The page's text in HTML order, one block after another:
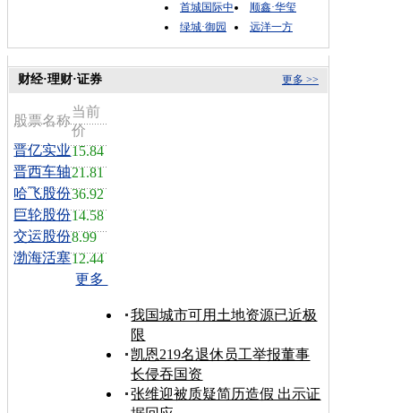
首城国际中
顺鑫·华玺
绿城·御园
远洋一方
更多 >>
财经·理财·证券
股票名称
当前
价
晋亿实业15.84
晋西车轴21.81
哈飞股份36.92
巨轮股份14.58
交运股份8.99
渤海活塞12.44
更多
我国城市可用土地资源已近极
限
凯恩219名退休员工举报董事
长侵吞国资
张维迎被质疑简历造假 出示证